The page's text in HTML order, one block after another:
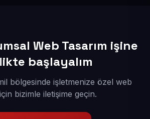
Web Tasarım işine
başlayalım
bölgesinde işletmenize özel web
bizimle iletişime geçin.